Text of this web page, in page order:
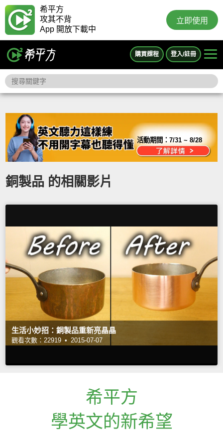
希平方
攻其不背
App 開放下載中
立即使用
購買課程 登入/註冊
活動期間：7/31 ~ 8/28
銅製品 的相關影片
生活小妙招：銅製品重新亮晶晶
觀看次數：22919 • 2015-07-07
希平方
學英文的新希望